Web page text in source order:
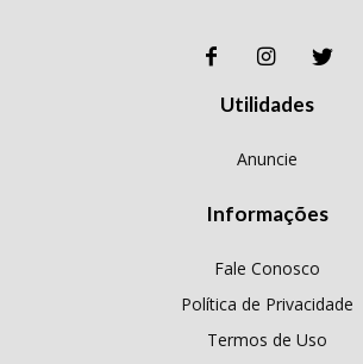
Utilidades
Anuncie
Informações
Fale Conosco
Política de Privacidade
Termos de Uso